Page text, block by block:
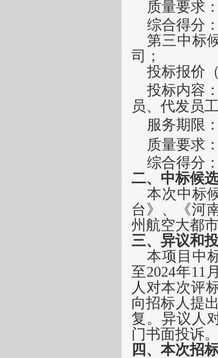
质量要求
综合得分
第三中标
司；
投标报价
投标内容
员、代发员
服务期限
质量要求
综合得分
二、 中标候
本次中标
台》、《河
州航空大都
三、异议和
本项目 中
至2024年11
人对本次评
向招标人提
复。异议人
门书面投诉
四、本次招